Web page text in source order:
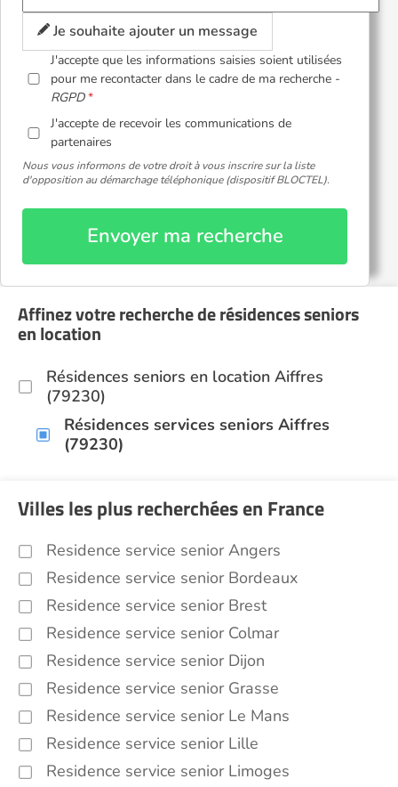
Je souhaite ajouter un message
J'accepte que les informations saisies soient utilisées
pour me recontacter dans le cadre de ma recherche -
RGPD
J'accepte de recevoir les communications de
partenaires
Nous vous informons de votre droit à vous inscrire sur la liste
d'opposition au démarchage téléphonique (dispositif BLOCTEL).
Envoyer ma recherche
Affinez votre recherche de résidences seniors
en location
Résidences seniors en location Aiffres
(79230)
Résidences services seniors Aiffres
(79230)
Villes les plus recherchées en France
Residence service senior Angers
Residence service senior Bordeaux
Residence service senior Brest
Residence service senior Colmar
Residence service senior Dijon
Residence service senior Grasse
Residence service senior Le Mans
Residence service senior Lille
Residence service senior Limoges